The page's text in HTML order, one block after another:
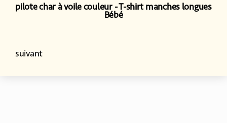
pilote char à voile couleur T-shirt manches longues
Bébé
suivant